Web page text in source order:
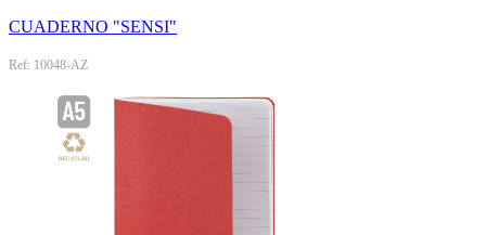
CUADERNO "SENSI"
Ref: 10048-AZ